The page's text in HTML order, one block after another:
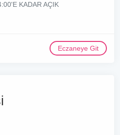
KADAR AÇIK
Eczaneye Git